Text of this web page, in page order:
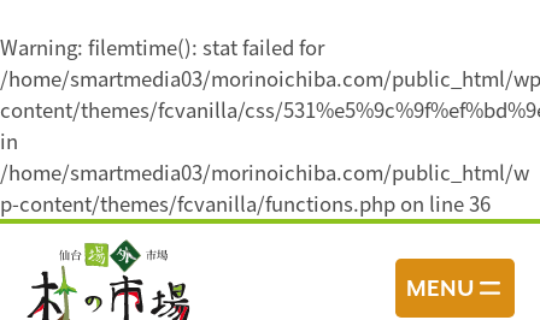
Warning: filemtime(): stat failed for
/home/smartmedia03/morinoichiba.com/public_html/
content/themes/fcvanilla/css/
in
/home/smartmedia03/morinoichiba.com/public_html/w
p-content/themes/fcvanilla/functions.php on line36
MENU